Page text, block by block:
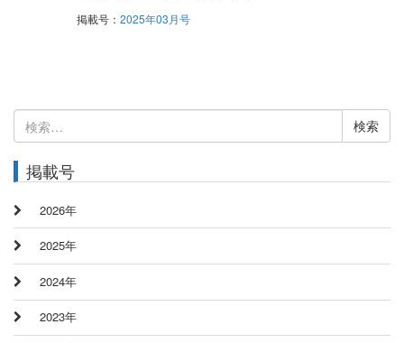
掲載号： 2025年03月号
索:
掲載号
2026年
2025年
2024年
2023年